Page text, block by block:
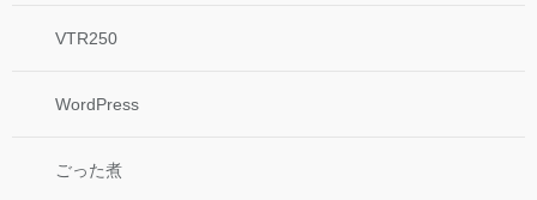
VTR250
WordPress
ごった煮